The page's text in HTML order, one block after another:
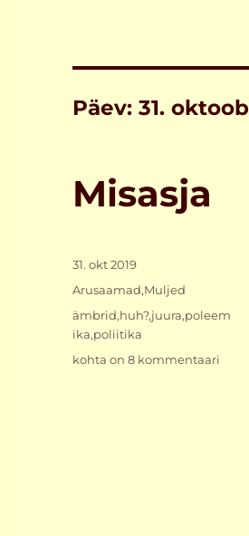
Päev:31.
Misasja
Postitatud
31. okt 2019
Rubriigid
Arusaamad,Muljed
Sildid
ämbrid,huh?,juura,poleem
ika,poliitika
Misasja
kohta on 8 kommentaari